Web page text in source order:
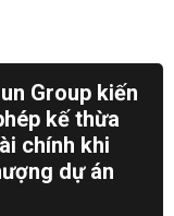
Group kiến
kế thừa
chính khi
dự án